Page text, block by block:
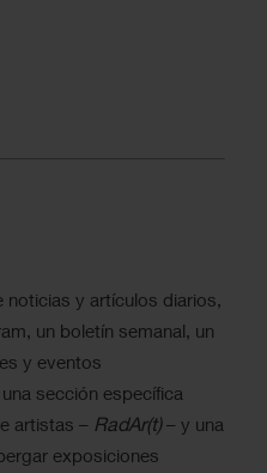
noticias y artículos diarios,
un boletín semanal, un
y eventos
sección específica
artistas – RadAr(t)– y una
exposiciones